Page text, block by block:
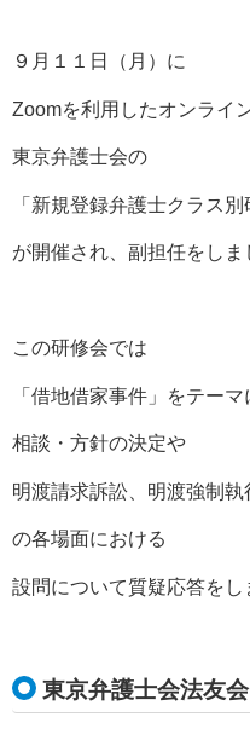
９月１１日（月）に
Zoomを利用したオンライ
東京弁護士会の
「新規登録弁護士クラス別
が開催され、副担任をしま
この研修会では
「借地借家事件」をテーマ
相談・方針の決定や
明渡請求訴訟、明渡強制執
の各場面における
設問について質疑応答をし
東京弁護士会法友